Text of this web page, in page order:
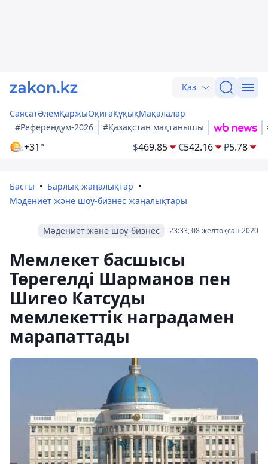
Қаз
СаясатӘлемҚаржыОқиғаҚұқықМақалалар
#Референдум-2026
#Қазақстан мақтанышы
+31° $469.85 €542.16 ₽5.78
Басты
Барлық жаңалықтар
Мәдениет және шоу-бизнес жаңалықтары
23:33, 08 желтоқсан 2020
Мәдениет және шоу-бизнес
Мемлекет басшысы
Төрегелді Шарманов пен
Шигео Катсуды
мемлекеттік наградамен
марапаттады